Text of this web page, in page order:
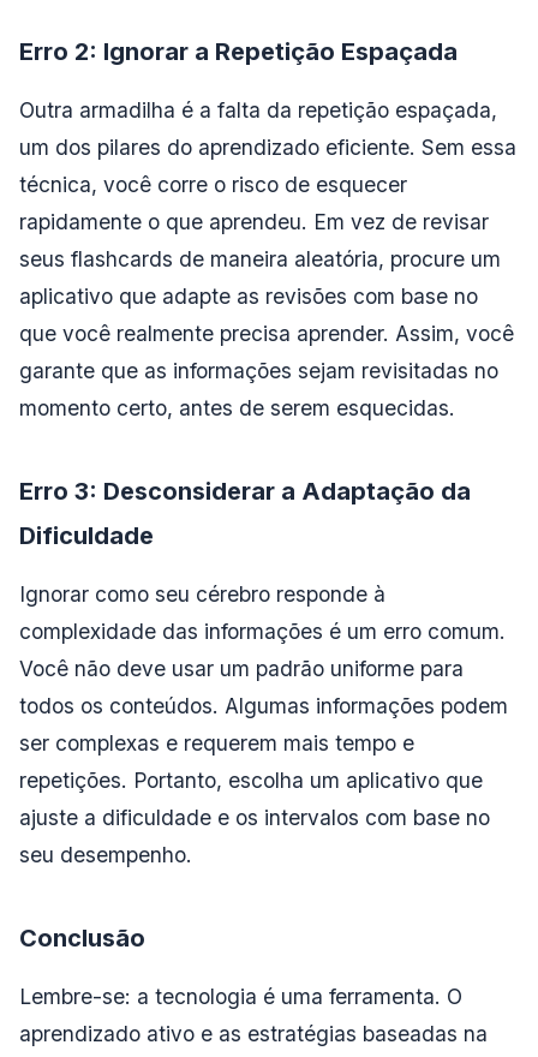
Erro 2: Ignorar a Repetição Espaçada
Outra armadilha é a falta da repetição espaçada,
um dos pilares do aprendizado eficiente. Sem essa
técnica, você corre o risco de esquecer
rapidamente o que aprendeu. Em vez de revisar
seus flashcards de maneira aleatória, procure um
aplicativo que adapte as revisões com base no
que você realmente precisa aprender. Assim, você
garante que as informações sejam revisitadas no
momento certo, antes de serem esquecidas.
Erro 3: Desconsiderar a Adaptação da
Dificuldade
Ignorar como seu cérebro responde à
complexidade das informações é um erro comum.
Você não deve usar um padrão uniforme para
todos os conteúdos. Algumas informações podem
ser complexas e requerem mais tempo e
repetições. Portanto, escolha um aplicativo que
ajuste a dificuldade e os intervalos com base no
seu desempenho.
Conclusão
Lembre-se: a tecnologia é uma ferramenta. O
aprendizado ativo e as estratégias baseadas na